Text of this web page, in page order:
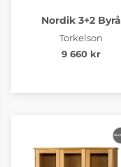
Nordik 3+2 Byrå
Torkelson
9 660 kr